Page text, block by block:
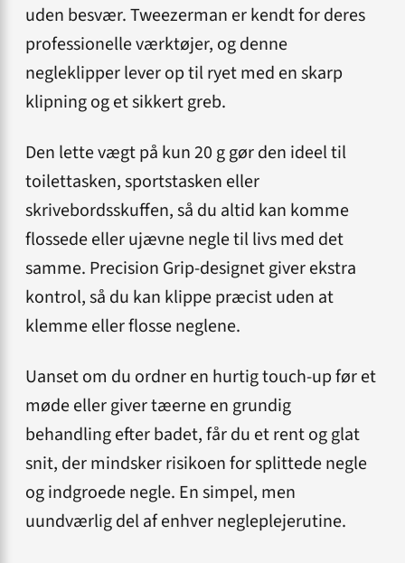
uden besvær. Tweezerman er kendt for deres
professionelle værktøjer, og denne
negleklipper lever op til ryet med en skarp
klipning og et sikkert greb.
Den lette vægt på kun 20 g gør den ideel til
toilettasken, sportstasken eller
skrivebordsskuffen, så du altid kan komme
flossede eller ujævne negle til livs med det
samme. Precision Grip-designet giver ekstra
kontrol, så du kan klippe præcist uden at
klemme eller flosse neglene.
Uanset om du ordner en hurtig touch-up før et
møde eller giver tæerne en grundig
behandling efter badet, får du et rent og glat
snit, der mindsker risikoen for splittede negle
og indgroede negle. En simpel, men
uundværlig del af enhver negleplejerutine.